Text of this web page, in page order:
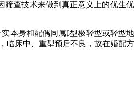
查技术来做到真正意义上的优生优
本身和配偶同属β型极轻型或轻型地
临床中、重型预后不良，故在婚配方